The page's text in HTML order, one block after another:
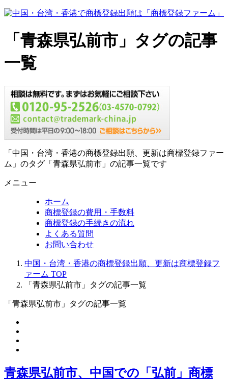
「青森県弘前市」タグの記事
一覧
「中国・台湾・香港の商標登録出願、更新は商標登録ファー
ム」のタグ「青森県弘前市」の記事一覧です
メニュー
ホーム
商標登録の費用・手数料
商標登録の手続きの流れ
よくある質問
お問い合わせ
中国・台湾・香港の商標登録出願、更新は商標登録フ
ァーム TOP
「青森県弘前市」タグの記事一覧
「青森県弘前市」タグの記事一覧
青森県弘前市、中国での「弘前」商標